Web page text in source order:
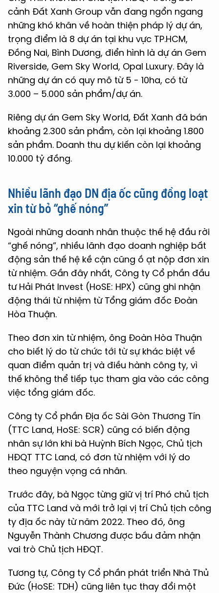
cảnh Đất Xanh Group vẫn đang ngổn ngang
những khó khăn về hoàn thiện pháp lý dự án,
trọng điểm là 8 dự án tại khu vực TP.HCM,
Đồng Nai, Bình Dương, điển hình là dự án Gem
Riverside, Gem Sky World, Opal Luxury. Đây là
những dự án có quy mô từ 5 - 10ha, có từ
3.000 – 5.000 sản phẩm/dự án.
Riêng dự án Gem Sky World, Đất Xanh đã bán
khoảng 2.300 sản phẩm, còn lại khoảng 1.800
sản phẩm. Doanh thu dự kiến còn lại khoảng
10.000 tỷ đồng.
Nhiều lãnh đạo DN địa ốc cũng đồng loạt
xin từ bỏ “ghế nóng”
Ngoài những doanh nhân thuộc thế hệ đầu rời
“ghế nóng”, nhiều lãnh đạo doanh nghiệp bất
động sản thế hệ kề cận cũng ồ ạt nộp đơn xin
từ nhiệm. Gần đây nhất, Công ty Cổ phần đầu
tư Hải Phát Invest (HoSE: HPX) cũng ghi nhận
động thái từ nhiệm từ Tổng giám đốc Đoàn
Hòa Thuận.
Theo đơn xin từ nhiệm, ông Đoàn Hòa Thuận
cho biết lý do từ chức tới từ sự khác biệt về
quan điểm quản trị và điều hành công ty, vì
thế không thể tiếp tục tham gia vào các công
việc tổng giám đốc.
Công ty Cổ phần Địa ốc Sài Gòn Thương Tín
(TTC Land, HoSE: SCR) cũng có biến động
nhân sự lớn khi bà Huỳnh Bích Ngọc, Chủ tịch
HĐQT TTC Land, có đơn từ nhiệm với lý do
theo nguyện vọng cá nhân.
Trước đây, bà Ngọc từng giữ vị trí Phó chủ tịch
của TTC Land và mới trở lại vị trí Chủ tịch công
ty địa ốc này từ năm 2022. Theo đó, ông
Nguyễn Thành Chương được bầu đảm nhận
vai trò Chủ tịch HĐQT.
Tương tự, Công ty Cổ phần phát triển Nhà Thủ
Đức (HoSE: TDH) cũng liên tục thay đổi một